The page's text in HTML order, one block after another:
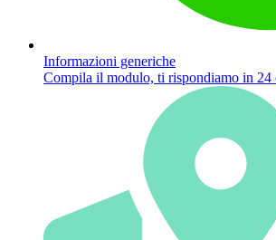
Informazioni generiche
Compila il modulo, ti rispondiamo in 24